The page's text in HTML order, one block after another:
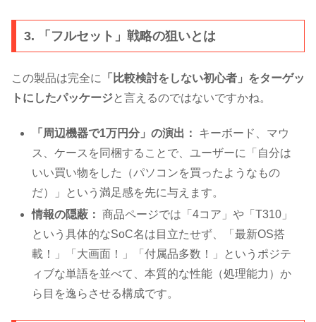
3. 「フルセット」戦略の狙いとは
この製品は完全に
「比較検討をしない初心者」をターゲッ
トにしたパッケージと言えるのではないですかね。
「周辺機器で1万円分」の演出：
キーボード、マウ
ス、ケースを同梱することで、ユーザーに「自分は
いい買い物をした（パソコンを買ったようなもの
だ）」という満足感を先に与えます。
情報の隠蔽： 商品ページでは「4コア」や「T310」
という具体的なSoC名は目立たせず、「最新OS搭
載！」「大画面！」「付属品多数！」というポジテ
ィブな単語を並べて、本質的な性能（処理能力）か
ら目を逸らさせる構成です。